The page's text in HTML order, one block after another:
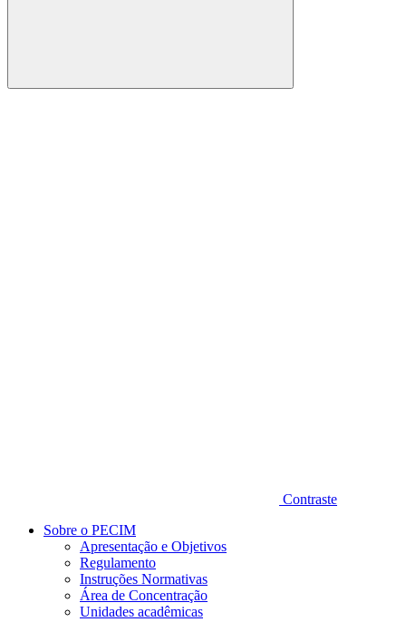
Buscar
Contraste
Sobre o PECIM
Apresentação e Objetivos
Regulamento
Instruções Normativas
Área de Concentração
Unidades acadêmicas